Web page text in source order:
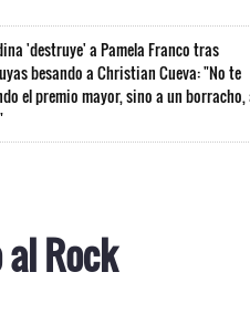
'destruye' a Pamela Franco tras
besando a Christian Cueva: "No te
el premio mayor, sino a un borracho,
Rock